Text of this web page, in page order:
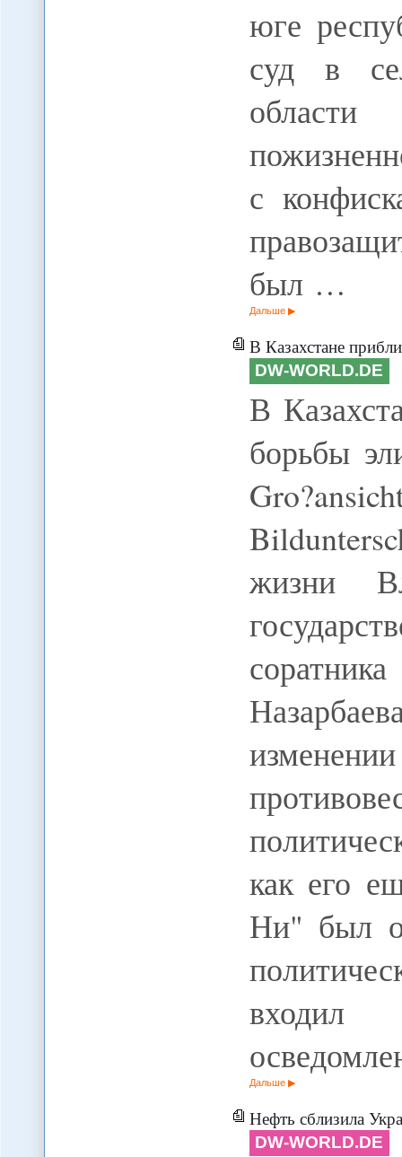
юге
суд в
с
был …
Дальше
В Казахстане
DW-WORLD.DE
В
борьбы
жизни
как его
Ни" был
Дальше
Нефть сблизила
DW-WORLD.DE